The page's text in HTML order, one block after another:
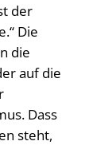
der
Die
die
auf die
Dass
steht,